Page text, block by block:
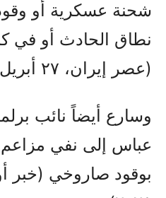
شحنة عسكرية أو
نطاق الحادث أو في
(عصر إيران، ٢٧ أبريل ٢٠٢٥).
وسارع أيضاً نائب
عباس إلى نفي مزاعم